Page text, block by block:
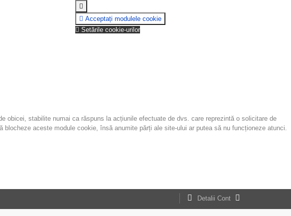
Acceptați modulele cookie
Setările cookie-urilor
stabilite numai ca răspuns la acțiunile efectuate de dvs. care reprezintă o solicitare de
aceste module cookie, însă anumite părți ale site-ului ar putea să nu funcționeze atunci.
Detalii Cont